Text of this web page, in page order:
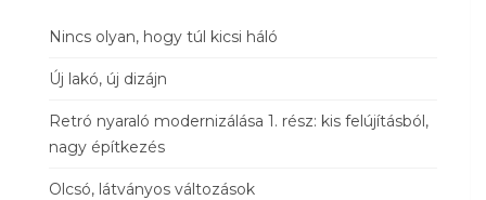
Nincs olyan, hogy túl kicsi háló
Új lakó, új dizájn
Retró nyaraló modernizálása 1. rész: kis felújításból,
nagy építkezés
Olcsó, látványos változások